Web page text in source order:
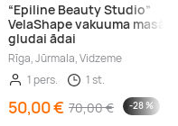
“Epiline Beauty Studio”
VelaShape vakuuma masāža
gludai ādai
Rīga, Jūrmala, Vidzeme
1 pers.
1 st.
50,00 € 70,00 € -28 %